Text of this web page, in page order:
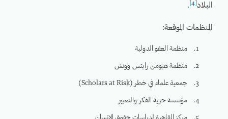
البلاد
.
المنظمات الموقعة:
منظمة العفو الدولية
منظمة هيومن رايتس ووتش
جمعية علماء في خطر (Scholars at Risk)
مؤسسة حرية الفكر والتعبير